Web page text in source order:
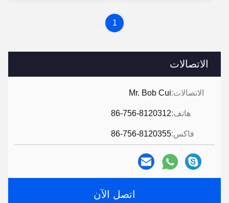
الاتصالات
الاتصالات:Mr. Bob Cui
هاتف:86-756-8120312
فاكس:86-756-8120355
اتصل الآن
1